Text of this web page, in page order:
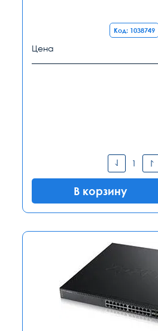
Код: 1038749
Цена
В корзину